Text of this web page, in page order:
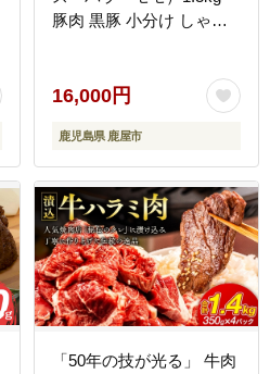
豚肉 黒豚 小分け しゃぶ
001-02
16,000円
鹿児島県 鹿屋市
「50年の技が光る」 牛肉